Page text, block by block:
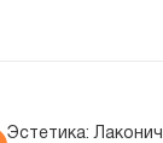
Эстетика: